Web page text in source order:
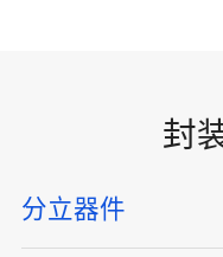
封
分立器件